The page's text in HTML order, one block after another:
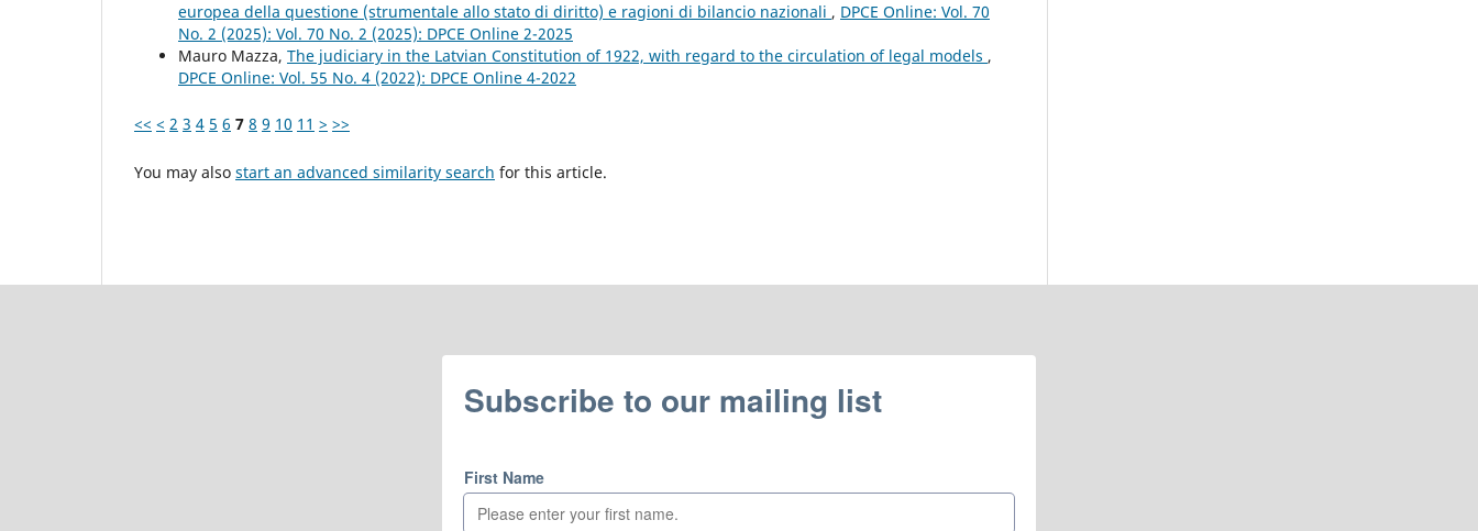
europea della questione (strumentale allo stato di diritto) e ragioni di bilancio nazionali , DPCE Online: Vol. 70
No. 2 (2025): Vol. 70 No. 2 (2025): DPCE Online 2-2025
Mauro Mazza, The judiciary in the Latvian Constitution of 1922, with regard to the circulation of legal models ,
DPCE Online: Vol. 55 No. 4 (2022): DPCE Online 4-2022
<< < 2 3 4 5 6 7 8 9 10 11 > >>
You may also start an advanced similarity search for this article.